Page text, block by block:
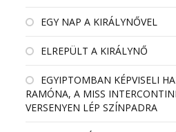
EGY NAP A KIRÁLYNŐVEL
ELREPÜLT A KIRÁLYNŐ
EGYIPTOMBAN KÉPVISELI
RAMÓNA, A MISS
VERSENYEN LÉP SZÍNPADRA